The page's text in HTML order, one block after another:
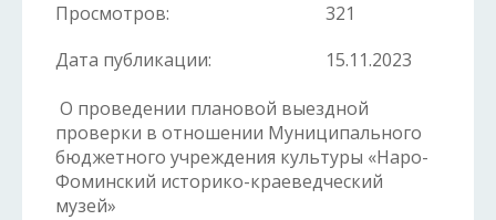
Просмотров:
321
Дата публикации:
15.11.2023
О проведении плановой выездной
проверки в отношении Муниципального
бюджетного учреждения культуры «Наро-
Фоминский историко-краеведческий
музей»